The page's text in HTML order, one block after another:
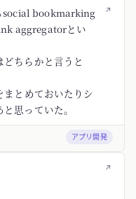
↗
social bookmarking
aggregatorとい
ちらかと言うと
とめておいたりシ
思っていた。
アプリ開発
↗